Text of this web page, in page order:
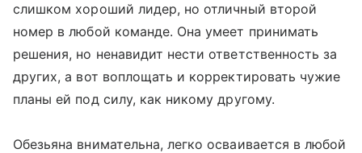
слишком хороший лидер, но отличный второй
номер в любой команде. Она умеет принимать
решения, но ненавидит нести ответственность за
других, а вот воплощать и корректировать чужие
планы ей под силу, как никому другому.
Обезьяна внимательна, легко осваивается в любой